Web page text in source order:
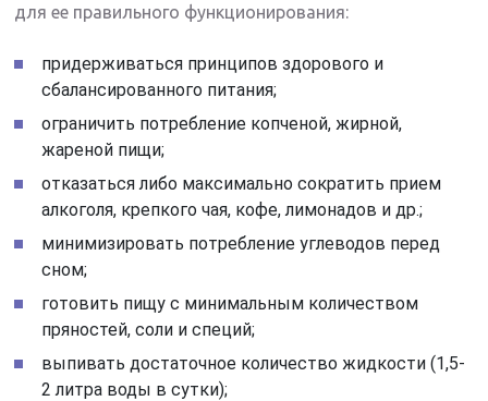
для ее правильного функционирования:
придерживаться принципов здорового и
сбалансированного питания;
ограничить потребление копченой, жирной,
жареной пищи;
отказаться либо максимально сократить прием
алкоголя, крепкого чая, кофе, лимонадов и др.;
минимизировать потребление углеводов перед
сном;
готовить пищу с минимальным количеством
пряностей, соли и специй;
выпивать достаточное количество жидкости (1,5-
2 литра воды в сутки);